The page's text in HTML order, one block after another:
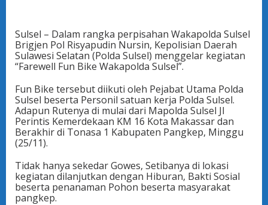
Sulsel – Dalam rangka perpisahan Wakapolda Sulsel
Brigjen Pol Risyapudin Nursin, Kepolisian Daerah
Sulawesi Selatan (Polda Sulsel) menggelar kegiatan
“Farewell Fun Bike Wakapolda Sulsel”.
Fun Bike tersebut diikuti oleh Pejabat Utama Polda
Sulsel beserta Personil satuan kerja Polda Sulsel.
Adapun Rutenya di mulai dari Mapolda Sulsel Jl
Perintis Kemerdekaan KM 16 Kota Makassar dan
Berakhir di Tonasa 1 Kabupaten Pangkep, Minggu
(25/11).
Tidak hanya sekedar Gowes, Setibanya di lokasi
kegiatan dilanjutkan dengan Hiburan, Bakti Sosial
beserta penanaman Pohon beserta masyarakat
pangkep.